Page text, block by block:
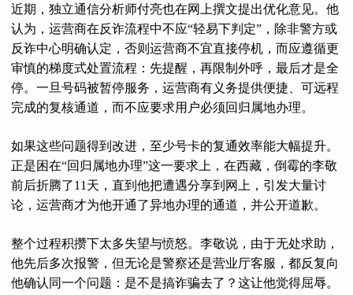
近期，独立通信分析师付亮也在网上撰文提出优化意见。他
认为，运营商在反诈流程中不应“轻易下判定”，除非警方或
反诈中心明确认定，否则运营商不宜直接停机，而应遵循更
审慎的梯度式处置流程：先提醒，再限制外呼，最后才是全
停。一旦号码被暂停服务，运营商有义务提供便捷、可远程
完成的复核通道，而不应要求用户必须回归属地办理。
如果这些问题得到改进，至少号卡的复通效率能大幅提升。
正是困在“回归属地办理”这一要求上，在西藏，倒霉的李敬
前后折腾了11天，直到他把遭遇分享到网上，引发大量讨
论，运营商才为他开通了异地办理的通道，并公开道歉。
整个过程积攒下太多失望与愤怒。李敬说，由于无处求助，
他先后多次报警，但无论是警察还是营业厅客服，都反复向
他确认同一个问题：是不是搞诈骗去了？这让他觉得屈辱。